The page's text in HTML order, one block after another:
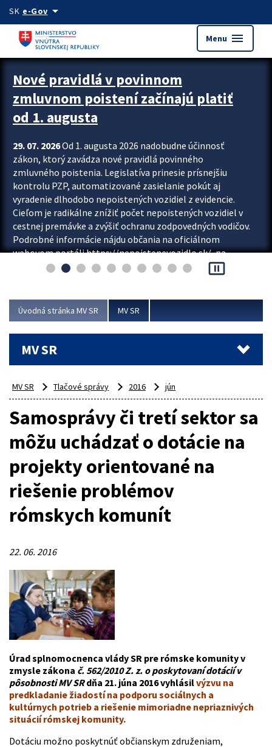
Preskocit na hlavný obsah
SK e-Govarrow_drop_down
Menu menu
Zastavit automatický posun upútavok
Nové pravidlá v povinnom
zmluvnom poistení začínajú platiť
od 1. augusta
29. 07. 2026Od 1. augusta 2026 nadobudne účinnosť
zákon, ktorý zavádza nové pravidlá povinného
zmluvného poistenia. Legislatíva prinesie prísnejšiu
kontrolu PZP, automatizované zasielanie pokút aj
vyradenie dlhodobo nepoistených vozidiel z evidencie.
Cieľom je radikálne znížiť počet nepoistených vozidiel v
cestnej premávke a zvýšiť ochranu zodpovedných vodičov.
Podrobné informácie nájdu občania na oficiálnom
webovom portáli https://nepoistenevozidlo.sk/, na
ktorom od augusta pribudne aj možnosť overiť si...
pause_presentation
Úvodná stránka MV SR MV SR
MV SR
MV SR Tlačové správy 2016 jún
Samosprávy či tretí sektor sa
môžu uchádzať o dotácie na
projekty orientované na
riešenie problémov
rómskych komunít
22. 06. 2016
Úrad splnomocnenca vlády SR pre rómske komunity v
zmysle zákona č. 562/2010 Z. z. o poskytovaní dotáciív
pôsobnosti MV SRdňa 21. júna 2016 vyhlásilvýzvu na
predkladanie žiadostí na podporu sociálnych a
kultúrnych potrieb a riešenie mimoriadne nepriaznivých
situácií rómskej komunity.
Dotáciu možno poskytnúť občianskym združeniam,